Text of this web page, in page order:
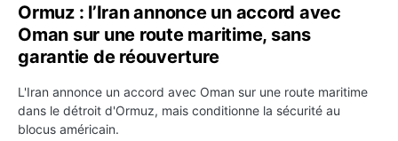
Ormuz : l’Iran annonce un accord avec
Oman sur une route maritime, sans
garantie de réouverture
L'Iran annonce un accord avec Oman sur une route maritime
dans le détroit d'Ormuz, mais conditionne la sécurité au
blocus américain.